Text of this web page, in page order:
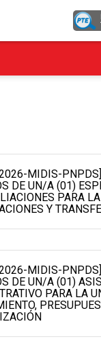
MIDIS-
DE UN/A (01)
PARA
Y
MIDIS-
DE UN/A (01)
PARA LA